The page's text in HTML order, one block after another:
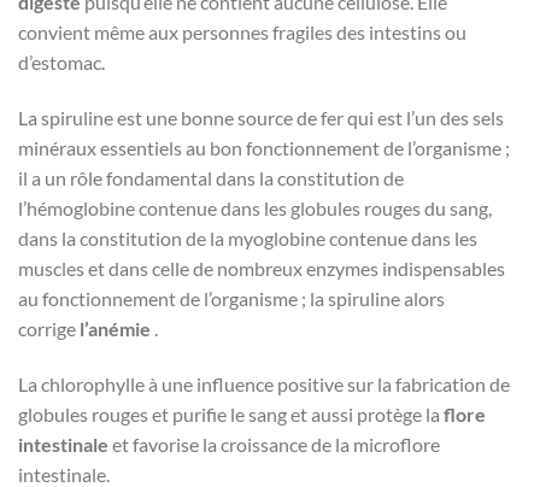
convient même aux personnes fragiles des intestins ou
d’estomac.
La spiruline est une bonne source de fer qui est l’un des sels
minéraux essentiels au bon fonctionnement de l’organisme ;
il a un rôle fondamental dans la constitution de
l’hémoglobine contenue dans les globules rouges du sang,
dans la constitution de la myoglobine contenue dans les
muscles et dans celle de nombreux enzymes indispensables
au fonctionnement de l’organisme ; la spiruline alors
corrige l’anémie .
La chlorophylle à une influence positive sur la fabrication de
globules rouges et purifie le sang et aussi protège la flore
intestinale et favorise la croissance de la microflore
intestinale.